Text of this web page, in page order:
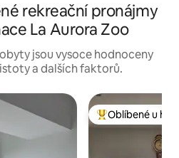
rekreační pronájmy
La Aurora Zoo
jsou vysoce hodnoceny
a dalších faktorů.
u hostů Nejlepší v
Oblíbené u